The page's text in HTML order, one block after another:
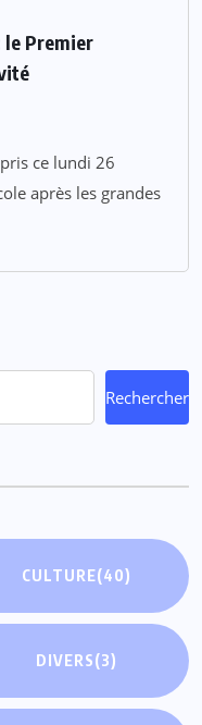
Premier
ce lundi 26
après les grandes
Rechercher
CULTURE(40)
DIVERS(3)